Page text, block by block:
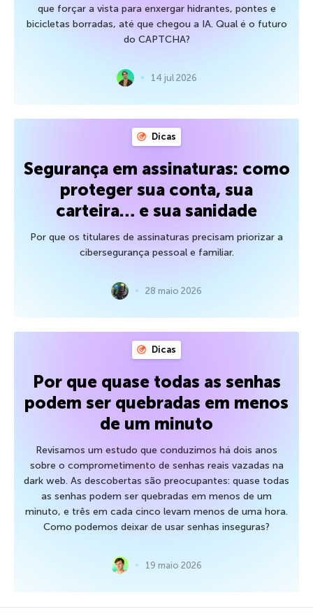
que forçar a vista para enxergar hidrantes, pontes e
bicicletas borradas, até que chegou a IA. Qual é o futuro
do CAPTCHA?
14 jul 2026
Dicas
Segurança em assinaturas: como
proteger sua conta, sua
carteira… e sua sanidade
Por que os titulares de assinaturas precisam priorizar a
cibersegurança pessoal e familiar.
28 maio 2026
Dicas
Por que quase todas as senhas
podem ser quebradas em menos
de um minuto
Revisamos um estudo que conduzimos há dois anos
sobre o comprometimento de senhas reais vazadas na
dark web. As descobertas são preocupantes: quase todas
as senhas podem ser quebradas em menos de um
minuto, e três em cada cinco levam menos de uma hora.
Como podemos deixar de usar senhas inseguras?
19 maio 2026